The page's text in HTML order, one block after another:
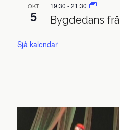
OKT
5
19:30 -21:30
Bygdedans
Sjå kalendar